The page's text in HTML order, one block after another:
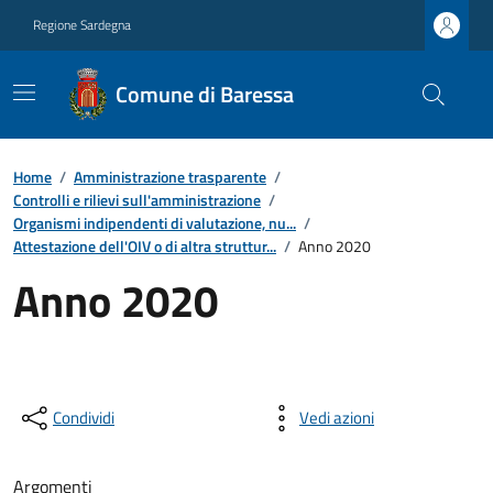
Regione Sardegna
Comune di Baressa
Home / Amministrazione trasparente /
Controlli e rilievi sull'amministrazione /
Organismi indipendenti di valutazione, nu... /
Attestazione dell'OIV o di altra struttur... / Anno 2020
Anno 2020
Condividi Vedi azioni
Argomenti